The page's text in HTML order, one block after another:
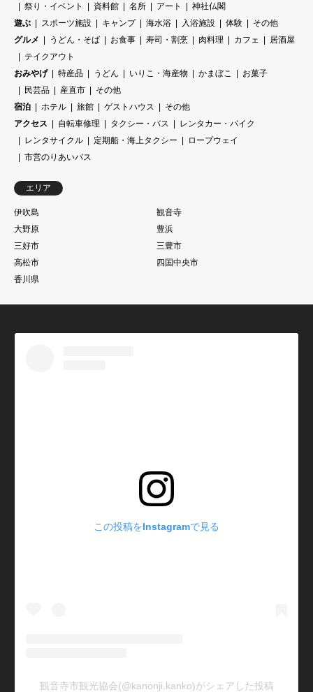
祭り・イベント
資料館 名所 アート
神社仏閣
遊ぶ
スポーツ施設 キャンプ 海水浴 入浴施設 体験
その他
グルメ
うどん・そば お食事 寿司・割烹 肉料理 カフェ
居酒屋
テイクアウト
おみやげ
特産品 うどん いりこ・海産物 かまぼこ
お菓子
民芸品
産直市
その他
宿泊
ホテル 旅館 ゲストハウス
その他
アクセス
自転車修理 タクシー・バス
レンタカー・バイク
レンタサイクル
定期船・海上タクシー
ロープウェイ
市営のりあいバス
エリア
伊吹島
観音寺
大野原
豊浜
三好市
三豊市
高松市
四国中央市
香川県
この投稿をInstagramで見る
観音寺市観光協会(@kanonji.kanko)がシェアした投稿